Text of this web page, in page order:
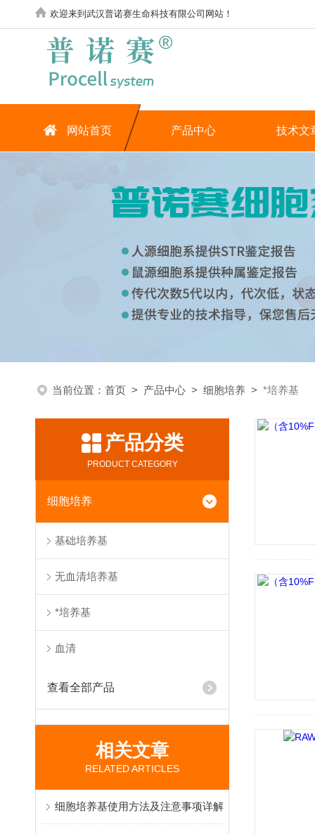
欢迎来到武汉普诺赛生命科技有限公司网站！
网站首页 产品中心 技术文
当前位置： 首页 > 产品中心 > 细胞培养 > *培养基
产品分类
PRODUCT CATEGORY
细胞培养
基础培养基
无血清培养基
*培养基
血清
查看全部产品
相关文章
RELATED ARTICLES
细胞培养基使用方法及注意事项详解